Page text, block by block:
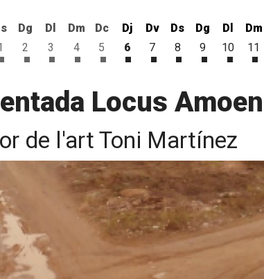
Dissabte 1 d'agost
Dg
2
Diumenge 2 d'agost
Dl
3
Dilluns 3 d'agost
Dm
4
Dimarts 4 d'agost
Dc
5
Dimecres 5 d'agost
Dj
6
Dijous 6 d'agost
Dv
7
Divendres 7 d'agost
Ds
8
Dissabte 8 d'agost
Dg
9
Diumenge 9
Dl
10
Dilluns
Dm
11
Locus
de l'art Toni Martínez